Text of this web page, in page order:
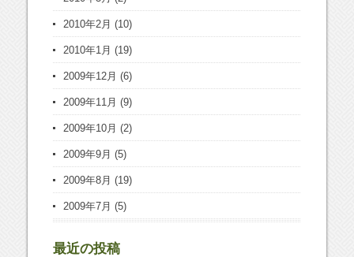
2010年2月 (10)
2010年1月 (19)
2009年12月 (6)
2009年11月 (9)
2009年10月 (2)
2009年9月 (5)
2009年8月 (19)
2009年7月 (5)
最近の投稿